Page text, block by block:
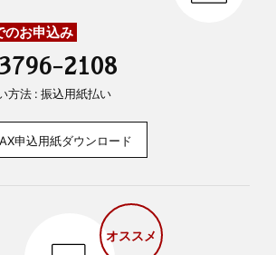
のお申込み
2108
方法 : 振込用紙払い
申込用紙ダウンロード
オススメ